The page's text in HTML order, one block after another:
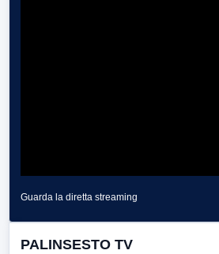
Guarda la diretta streaming
PALINSESTO TV